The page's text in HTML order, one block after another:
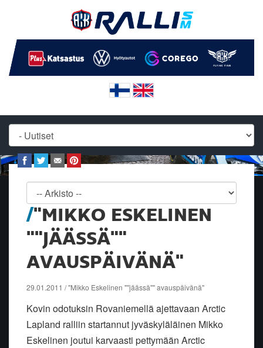
"MIKKO ESKELINEN
""JÄÄSSÄ""
AVAUSPÄIVÄNÄ"
29.01.2011 / "Mikko Eskelinen ""jäässä"" avauspäivänä"
Kovin odotuksin Rovaniemellä ajettavaan Arctic
Lapland ralliin startannut jyväskyläläinen Mikko
Eskelinen joutui karvaasti pettymään Arctic